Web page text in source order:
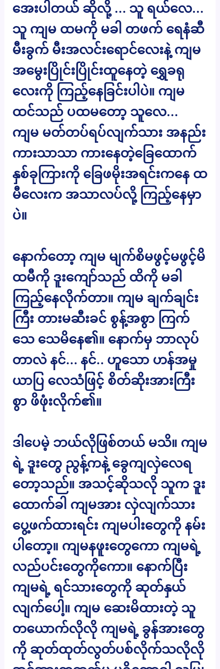
အေးပါတယ် ဆိုလို့ … သူ ရယ်လေ…
သူ ကျမ ထမကို မခါ တဖက် ရေနံဆီ
မီးခွက် မီးအလင်းရောင်လေးနဲ့ ကျမ
အမွေးပြိုင်းပြိုင်းထူနေတဲ့ ရွှေခရု
လေးကို ကြည့်နေခြင်းပါပဲ။ ကျမ
ထင်သည် ပထမတော့ သူလေ…
ကျမ မတ်တပ်ရပ်လျက်သား အနည်း
ကားသာသာ ကားနေတဲ့ခြေထောက်
နှစ်ခုကြားကို ခြေဖမိုးအရင်းကနေ ထ
မီလေးက အသာလပ်လို့ ကြည့်နေမှာ
ပဲ။
နောက်တော့ ကျမ မျက်စိမဖွင့်မဖွင့်မိ
ထမီကို ဒူးကျော်သည် ထိကို မခါ
ကြည့်နေလိုက်တာ။ ကျမ ချက်ချင်း
ကြီး တားမဆီးခင် စွန့်အစွာ ကြက်
သေ သေမိနေ၏။ နောက်မှ ဘာလုပ်
တာလဲ နင်… နင်.. ဟူသော ဟန်အမှု
ယာပြ လေသံဖြင့် စိတ်ဆိုးအားကြီး
စွာ ဖိဖုံးလိုက်၏။
ဒါပေမဲ့ ဘယ်လိုဖြစ်တယ် မသိ။ ကျမ
ရဲ့ ဒူးတွေ ညွန့်ကနဲ့ ခွေကျလှဲလေရ
တော့သည်။ အသင့်ဆိုသလို သူက ဒူး
ထောက်ခါ ကျမအား လှဲလျက်သား
ပွေ့ဖက်ထားရင်း ကျမပါးတွေကို နမ်း
ပါတော့။ ကျမနဖူးတွေကော ကျမရဲ့
လည်ပင်းတွေကိုကော။ နောက်ပြီး
ကျမရဲ့ ရင်သားတွေကို ဆုတ်နှယ်
လျက်ပေါ့။ ကျမ ဆေးမိထားတဲ့ သူ
တယောက်လိုလို ကျမရဲ့ ခွန်အားတွေ
ကို ဆုတ်ထုတ်လွတ်ပစ်လိုက်သလိုလို